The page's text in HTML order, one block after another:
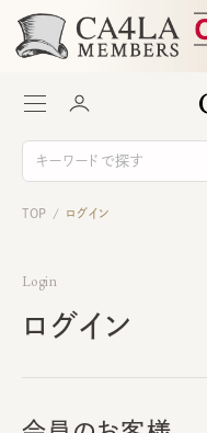
TOP / ログイン
Login
ログイン